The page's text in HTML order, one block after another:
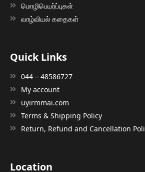
மொழிபெயர்ப்புகள்
வாழ்வியல் கதைகள்
Quick Links
044 – 48586727
My account
uyirmmai.com
Terms & Shipping Policy
Return, Refund and Cancellation
Location